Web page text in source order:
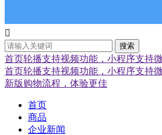

搜索
首页轮播支持视频功能，小程序支持
首页轮播支持视频功能，小程序支持
新版购物流程，体验更佳
首页
商品
企业新闻